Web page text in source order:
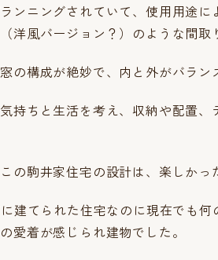
ンニングされていて、使用用途
洋風バージョン？）のような間取
の構成が絶妙で、内と外がバラ
持ちと生活を考え、収納や配置
この駒井家住宅の設計は、楽しかっ
建てられた住宅なのに現在でも
愛着が感じられ建物でした。